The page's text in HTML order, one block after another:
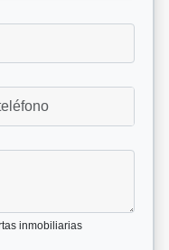
inmobiliarias